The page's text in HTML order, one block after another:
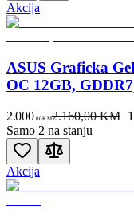
Akcija
ASUS Graficka
OC 12GB,
2.000 00KM2.160,00 KM−
Samo 2 na stanju
Akcija